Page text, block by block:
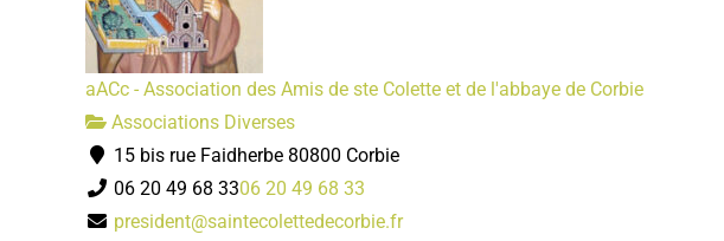
aACc - Association des Amis de ste Colette et de l'abbaye de Corbie
Associations Diverses
15 bis rue Faidherbe 80800 Corbie
06 20 49 68 3306 20 49 68 33
president@saintecolettedecorbie.fr